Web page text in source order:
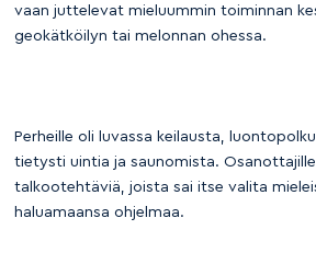
vaan juttelevat mieluummin toiminnan
geokätköilyn tai melonnan ohessa.
Perheille oli luvassa keilausta,
tietysti uintia ja saunomista.
talkootehtäviä, joista sai itse valita
haluamaansa ohjelmaa.